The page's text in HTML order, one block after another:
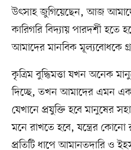
উৎসাহ জুগিয়েছেন, আজ
কারিগরি বিদ্যায় পারদর্শী হতে
আমাদের মানবিক মূল্যবোধকে
কৃত্রিম বুদ্ধিমত্তা যখন অনেক
দিচ্ছে, তখন আমাদের এমন এক
যেখানে প্রযুক্তি হবে মানুষের
মনে রাখতে হবে, যন্ত্রের
প্রতিটি ধাপে আমানতদারি ও